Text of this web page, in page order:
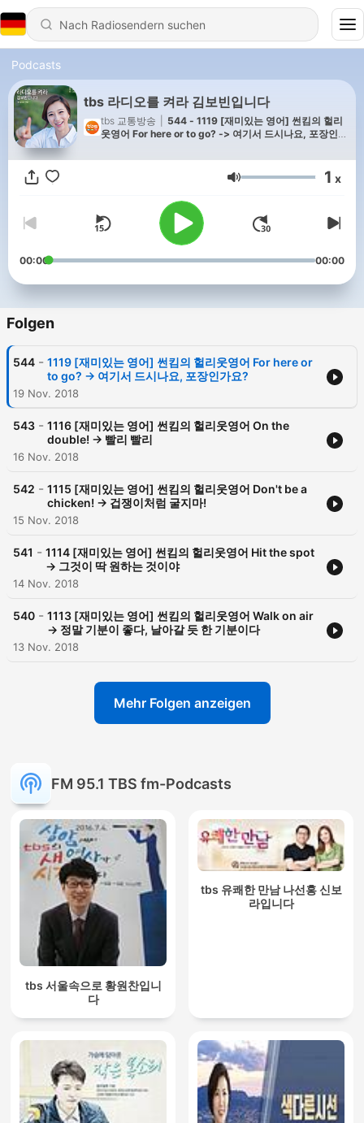
Podcasts
tbs 라디오를 켜라 김보빈입니다
tbs 교통방송
544 - 1119 [재미있는 영어] 썬킴의 헐리
웃영어 For here or to go? -> 여기서 드시나요, 포장인가
Lautstärke 1 x
00:00 00:00
Folgen
544 - 1119 [재미있는 영어] 썬킴의 헐리웃영어 For here or
to go? -> 여기서 드시나요, 포장인가요?
19 Nov. 2018
543 - 1116 [재미있는 영어] 썬킴의 헐리웃영어 On the
double! -> 빨리 빨리
16 Nov. 2018
542 - 1115 [재미있는 영어] 썬킴의 헐리웃영어 Don't be a
chicken! -> 겁쟁이처럼 굴지마!
15 Nov. 2018
541 - 1114 [재미있는 영어] 썬킴의 헐리웃영어 Hit the spot
-> 그것이 딱 원하는 것이야
14 Nov. 2018
540 - 1113 [재미있는 영어] 썬킴의 헐리웃영어 Walk on air
-> 정말 기분이 좋다, 날아갈 듯 한 기분이다
13 Nov. 2018
Mehr Folgen anzeigen
FM 95.1 TBS fm-Podcasts
tbs 서울속으로 황원찬입니
다
tbs 유쾌한 만남 나선홍 신보
라입니다